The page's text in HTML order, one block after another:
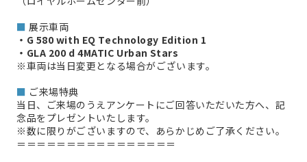
■ 展示車両
・G 580 with EQ Technology Edition 1
・GLA 200 d 4MATIC Urban Stars
※車両は当日変更となる場合がございます。
■ ご来場特典
当日、ご来場のうえアンケートにご回答いただいた方へ、記
念品をプレゼントいたします。
※数に限りがございますので、あらかじめご了承ください。
＝＝＝＝＝＝＝＝＝＝＝＝＝＝＝＝